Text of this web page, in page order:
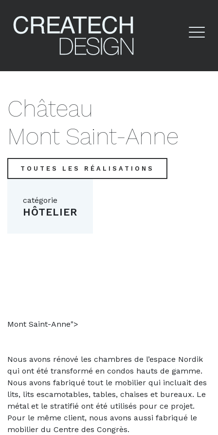
Château
Mont Saint-Anne
TOUTES LES RÉALISATIONS
catégorie
HÔTELIER
Mont Saint-Anne">
Nous avons rénové les chambres de l’espace Nordik
qui ont été transformé en condos hauts de gamme.
Nous avons fabriqué tout le mobilier qui incluait des
lits, lits escamotables, tables, chaises et bureaux. Le
métal et le stratifié ont été utilisés pour ce projet.
Pour le même client, nous avons aussi fabriqué le
mobilier du Centre des Congrès.